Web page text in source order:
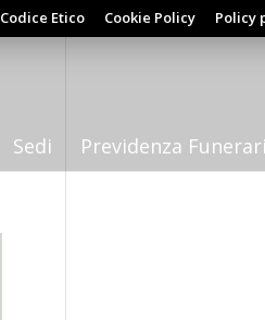
Codice Etico Cookie Policy Policy
Sedi Previdenza